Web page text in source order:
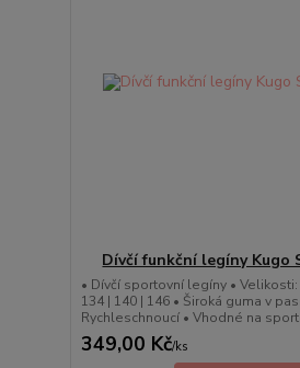
Dívčí funkční legíny Kugo
• Dívčí sportovní legíny • Velikosti:
134 | 140 | 146 • Široká guma v
Rychleschnoucí • Vhodné na
349,00 Kč/ks